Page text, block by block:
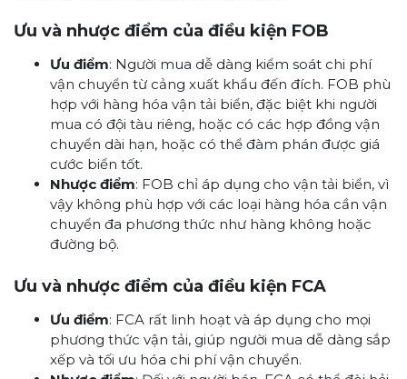
Ưu và nhược điểm của điều kiện FOB
Ưu điểm: Người mua dễ dàng kiểm soát chi phí
vận chuyển từ cảng xuất khẩu đến đích. FOB phù
hợp với hàng hóa vận tải biển, đặc biệt khi người
mua có đội tàu riêng, hoặc có các hợp đồng vận
chuyển dài hạn, hoặc có thể đàm phán được giá
cước biển tốt.
Nhược điểm: FOB chỉ áp dụng cho vận tải biển, vì
vậy không phù hợp với các loại hàng hóa cần vận
chuyển đa phương thức như hàng không hoặc
đường bộ.
Ưu và nhược điểm của điều kiện FCA
Ưu điểm: FCA rất linh hoạt và áp dụng cho mọi
phương thức vận tải, giúp người mua dễ dàng sắp
xếp và tối ưu hóa chi phí vận chuyển.